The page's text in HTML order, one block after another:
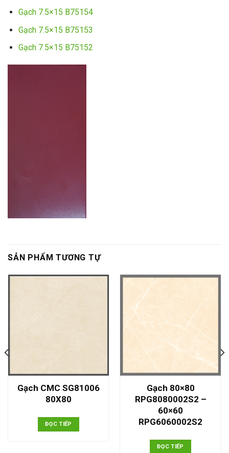
Gạch 7.5×15 B75154
Gạch 7.5×15 B75153
Gạch 7.5×15 B75152
SẢN PHẨM TƯƠNG TỰ
Gạch CMC SG81006
80X80
ĐỌC TIẾP
Gạch 80×80
RPG8080002S2 –
60×60
RPG6060002S2
ĐỌC TIẾP